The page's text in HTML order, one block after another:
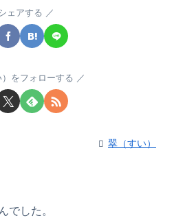
ェアする
をフォローする
翠（すい）
でした。